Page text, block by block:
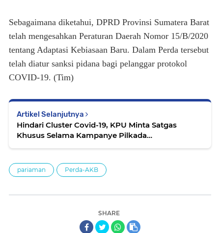
Sebagaimana diketahui, DPRD Provinsi Sumatera Barat
telah mengesahkan Peraturan Daerah Nomor 15/B/2020
tentang Adaptasi Kebiasaan Baru. Dalam Perda tersebut
telah diatur sanksi pidana bagi pelanggar protokol
COVID-19. (Tim)
Artikel Selanjutnya
Hindari Cluster Covid-19, KPU Minta Satgas
Khusus Selama Kampanye Pilkada
pariaman Perda-AKB
SHARE